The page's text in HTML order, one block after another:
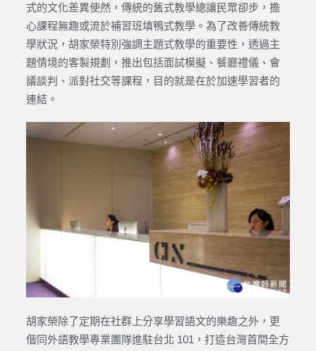
式的文化差異使然，傳統的舊式教學總讓民眾卻步，擔
心課程無趣或流於補習班填鴨式教學。為了改善傳統教
學狀況，胡家榮特別強調主題式教學的重要性，透過主
題情境的客製規劃，推出包括面試模擬、餐廳禮儀、會
議談判、派對社交等課程，目的就是在於加速學習者的
連結。
胡家榮除了定期在社群上分享學習語文的樂趣之外，更
偕同外語教學專業團隊進駐台北 101，打造台灣首間全方